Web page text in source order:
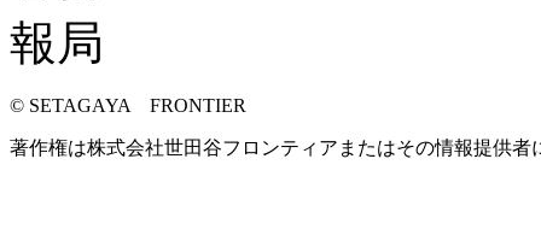
© SETAGAYA FRONTIER
著作権は株式会社世田谷フロンティアまたはその情報提供者